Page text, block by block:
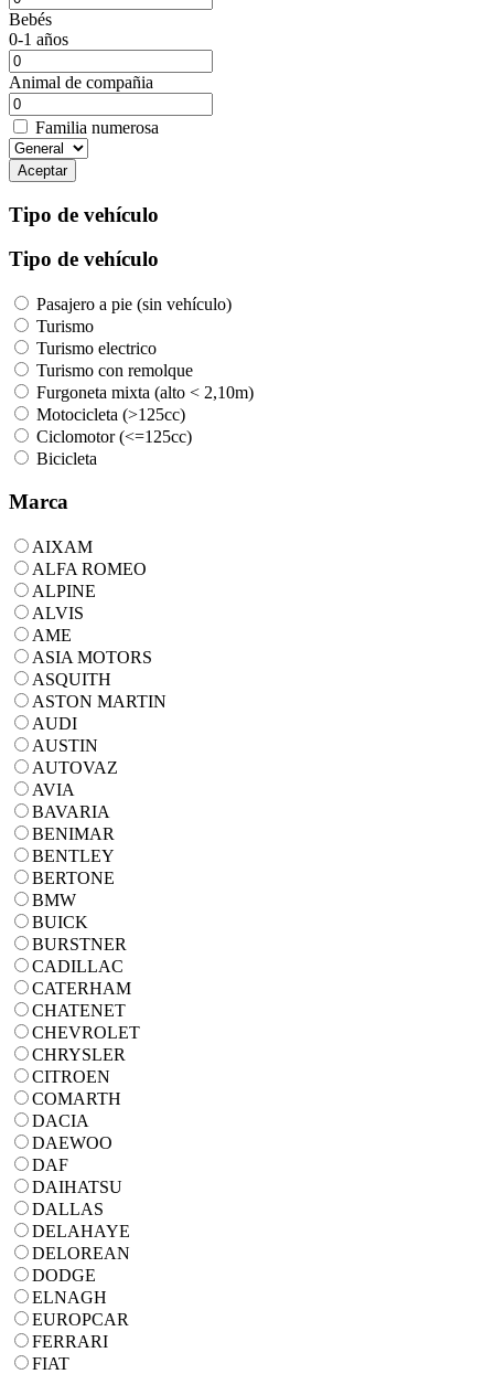
Bebés
0-1 años
Animal de compañia
Familia numerosa
Aceptar
Tipo de vehículo
Tipo de vehículo
Pasajero a pie (sin vehículo)
Turismo
Turismo electrico
Turismo con remolque
Furgoneta mixta (alto < 2,10m)
Motocicleta (>125cc)
Ciclomotor (<=125cc)
Bicicleta
Marca
AIXAM
ALFA ROMEO
ALPINE
ALVIS
AME
ASIA MOTORS
ASQUITH
ASTON MARTIN
AUDI
AUSTIN
AUTOVAZ
AVIA
BAVARIA
BENIMAR
BENTLEY
BERTONE
BMW
BUICK
BURSTNER
CADILLAC
CATERHAM
CHATENET
CHEVROLET
CHRYSLER
CITROEN
COMARTH
DACIA
DAEWOO
DAF
DAIHATSU
DALLAS
DELAHAYE
DELOREAN
DODGE
ELNAGH
EUROPCAR
FERRARI
FIAT